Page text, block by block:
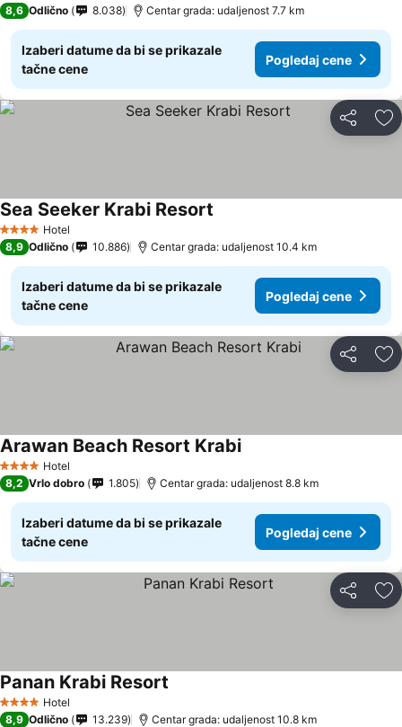
8,6 Odlično 8.038 Centar grada: udaljenost 7.7 km
Izaberi datume da bi se prikazale
tačne cene
Pogledaj cene
Deli
4 ZvezdiceHotel
Sea Seeker Krabi Resort
8,9 Odlično 10.886 Centar grada: udaljenost 10.4 km
Izaberi datume da bi se prikazale
tačne cene
Pogledaj cene
Deli
4 ZvezdiceHotel
Arawan Beach Resort Krabi
8,2 Vrlo dobro 1.805 Centar grada: udaljenost 8.8 km
Izaberi datume da bi se prikazale
tačne cene
Pogledaj cene
Deli
4 ZvezdiceHotel
Panan Krabi Resort
8,9 Odlično 13.239 Centar grada: udaljenost 10.8 km